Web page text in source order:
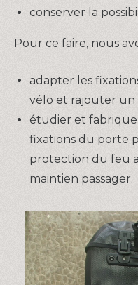
conserver la
Pour ce faire, nous
adapter les
vélo et rajouter un
étudier et
fixations du porte
protection du feu
maintien passager.